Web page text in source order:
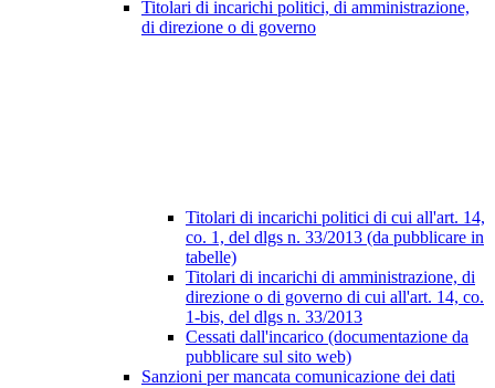
Titolari di incarichi politici, di amministrazione,
di direzione o di governo
Titolari di incarichi politici di cui all'art. 14,
co. 1, del dlgs n. 33/2013 (da pubblicare in
tabelle)
Titolari di incarichi di amministrazione, di
direzione o di governo di cui all'art. 14, co.
1-bis, del dlgs n. 33/2013
Cessati dall'incarico (documentazione da
pubblicare sul sito web)
Sanzioni per mancata comunicazione dei dati